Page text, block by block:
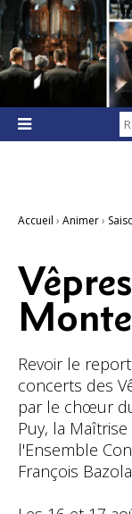

Accueil › Animer›
Revoir le
concerts des
par le chœur
Puy, la
l'Ensemble
François